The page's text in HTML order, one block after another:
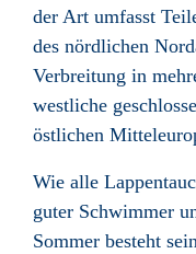
der Art umfasst
des nördlichen
Verbreitung in
westliche
östlichen
Wie alle
guter Schwimmer
Sommer besteht